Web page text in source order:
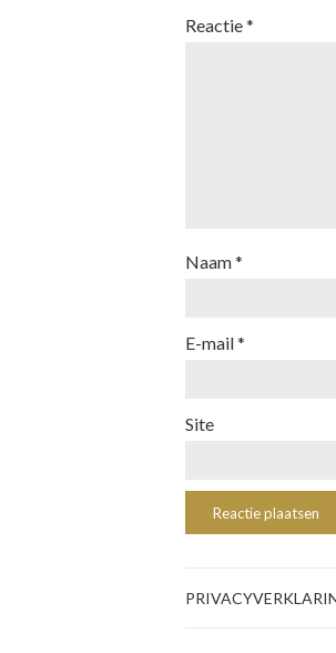
Reactie*
Naam*
E-mail*
Site